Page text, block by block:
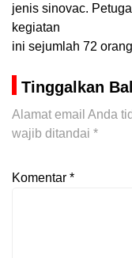
jenis sinovac.
kegiatan
ini sejumlah 72
Tinggalkan
Alamat email Anda
wajib ditandai *
Komentar *